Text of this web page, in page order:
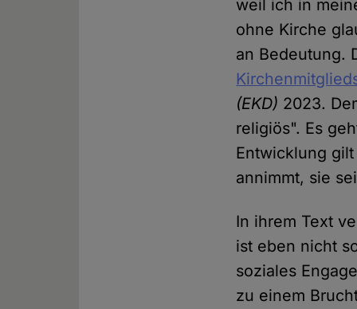
weil ich in
ohne Kirche
an Bedeutung.
(EKD) 2023.
religiös". Es
Entwicklung
annimmt, sie
In ihrem Text
ist eben nicht
soziales
zu einem